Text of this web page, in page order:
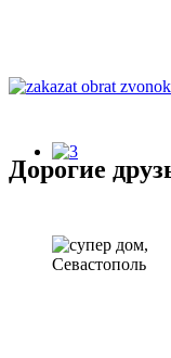
Дорогие